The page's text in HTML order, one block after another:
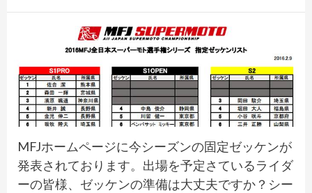
MFJホームページに今シーズンの固定ゼッケンが
発表されております。出場を予定さているライダ
ーの皆様、ゼッケンの準備は大丈夫ですか？シー